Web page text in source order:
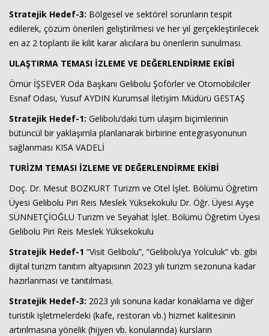
Stratejik Hedef-3: Bölgesel ve sektörel sorunların tespit
edilerek, çözüm önerileri geliştirilmesi ve her yıl gerçekleştirilecek
en az 2 toplantı ile kilit karar alıcılara bu önerilerin sunulması.
ULAŞTIRMA TEMASI İZLEME VE DEĞERLENDİRME EKİBİ
Ömür İŞSEVER Oda Başkanı Gelibolu Şoförler ve Otomobilciler
Esnaf Odası, Yusuf AYDIN Kurumsal İletişim Müdürü GESTAŞ
Stratejik Hedef-1: Gelibolu’daki tüm ulaşım biçimlerinin
bütüncül bir yaklaşımla planlanarak birbirine entegrasyonunun
sağlanması KISA VADELİ
TURİZM TEMASI İZLEME VE DEĞERLENDİRME EKİBİ
Doç. Dr. Mesut BOZKURT Turizm ve Otel İşlet. Bölümü Öğretim
Üyesi Gelibolu Piri Reis Meslek Yüksekokulu Dr. Öğr. Üyesi Ayşe
SÜNNETÇİOĞLU Turizm ve Seyahat İşlet. Bölümü Öğretim Üyesi
Gelibolu Piri Reis Meslek Yüksekokulu
Stratejik Hedef-1 “Visit Gelibolu”, “Gelibolu’ya Yolculuk” vb. gibi
dijital turizm tanıtım altyapısının 2023 yılı turizm sezonuna kadar
hazırlanması ve tanıtılması.
Stratejik Hedef-3: 2023 yılı sonuna kadar konaklama ve diğer
turistik işletmelerdeki (kafe, restoran vb.) hizmet kalitesinin
artırılmasına yönelik (hijyen vb. konularında) kursların